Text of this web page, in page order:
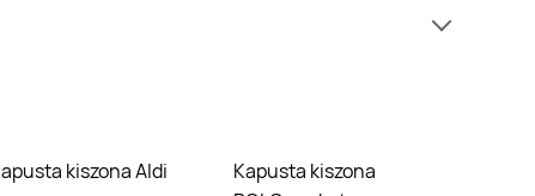
Kapusta kiszona Aldi
Kapusta kiszona